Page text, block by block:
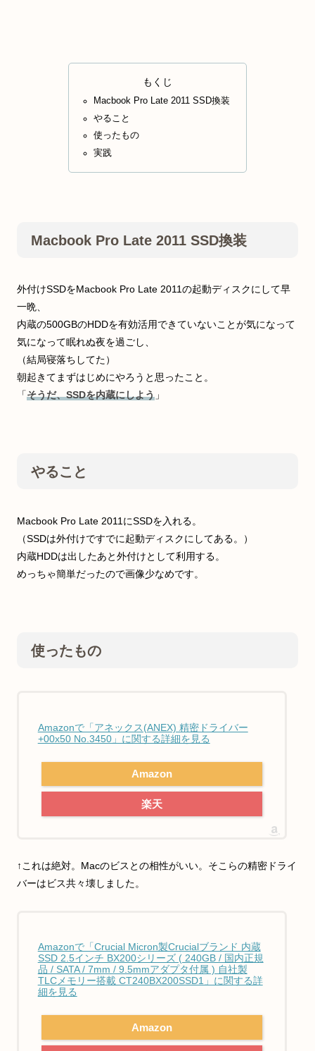
もくじ
Macbook Pro Late 2011 SSD換装
やること
使ったもの
実践
Macbook Pro Late 2011 SSD換装
外付けSSDをMacbook Pro Late 2011の起動ディスクにして早
一晩、
内蔵の500GBのHDDを有効活用できていないことが気になって
気になって眠れぬ夜を過ごし、
（結局寝落ちしてた）
朝起きてまずはじめにやろうと思ったこと。
「そうだ、SSDを内蔵にしよう 」
やること
Macbook Pro Late 2011にSSDを入れる。
（SSDは外付けですでに起動ディスクにしてある。）
内蔵HDDは出したあと外付けとして利用する。
めっちゃ簡単だったので画像少なめです。
使ったもの
Amazonで「アネックス(ANEX) 精密ドライバー
+00x50 No.3450」に関する詳細を見る
Amazon
楽天
↑これは絶対。Macのビスとの相性がいい。そこらの精密ドライ
バーはビス共々壊しました。
Amazonで「Crucial Micron製Crucialブランド 内蔵
SSD 2.5インチ BX200シリーズ ( 240GB / 国内正規
品 / SATA / 7mm / 9.5mmアダプタ付属 ) 自社製
TLCメモリー搭載 CT240BX200SSD1」に関する詳
細を見る
Amazon